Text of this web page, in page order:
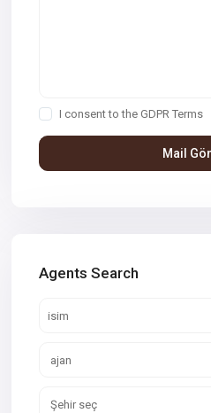
I consent to theGDPR Terms
Agents Search
ajan
Şehir seç